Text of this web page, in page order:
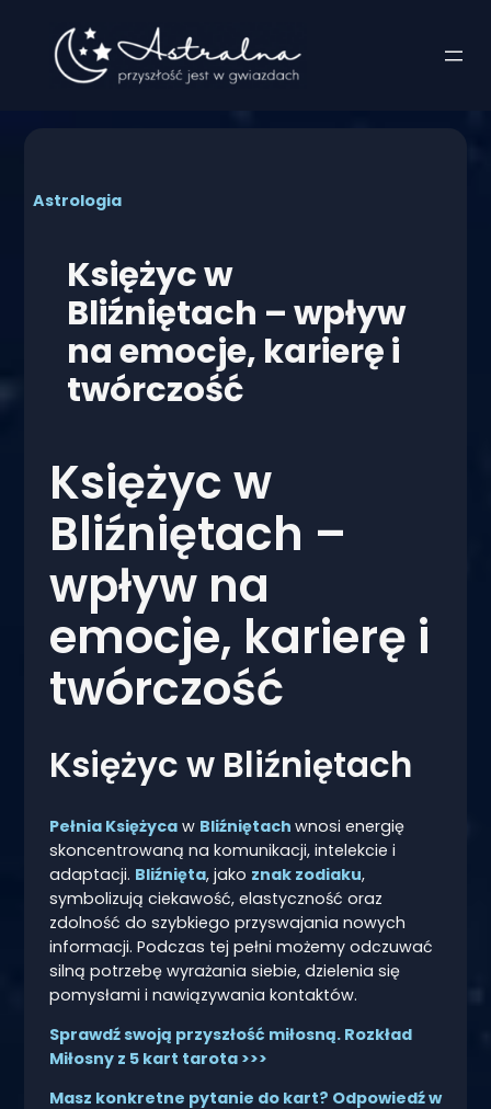
Astrologia
Księżyc w
Bliźniętach – wpływ
na emocje, karierę i
twórczość
Księżyc w
Bliźniętach –
wpływ na
emocje, karierę i
twórczość
Księżyc w Bliźniętach
Pełnia Księżycaw Bliźniętach wnosi energię
skoncentrowaną na komunikacji, intelekcie i
adaptacji. Bliźnięta, jako znak zodiaku,
symbolizują ciekawość, elastyczność oraz
zdolność do szybkiego przyswajania nowych
informacji. Podczas tej pełni możemy odczuwać
silną potrzebę wyrażania siebie, dzielenia się
pomysłami i nawiązywania kontaktów.
Sprawdź swoją przyszłość miłosną. Rozkład
Miłosny z 5 kart tarota >>>
Masz konkretne pytanie do kart? Odpowiedź w